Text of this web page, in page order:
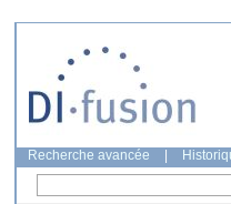
Recherche avancée